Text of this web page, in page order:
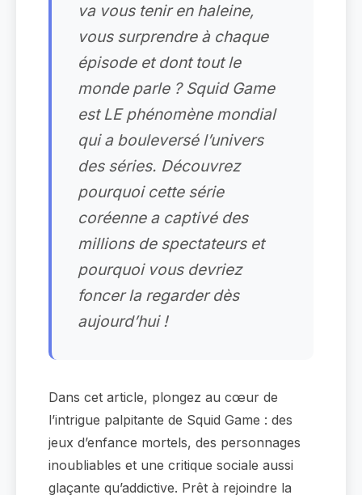
va vous tenir en haleine,
vous surprendre à chaque
épisode et dont tout le
monde parle ? Squid Game
est LE phénomène mondial
qui a bouleversé l’univers
des séries. Découvrez
pourquoi cette série
coréenne a captivé des
millions de spectateurs et
pourquoi vous devriez
foncer la regarder dès
aujourd’hui !
Dans cet article, plongez au cœur de
l’intrigue palpitante de Squid Game : des
jeux d’enfance mortels, des personnages
inoubliables et une critique sociale aussi
glaçante qu’addictive. Prêt à rejoindre la